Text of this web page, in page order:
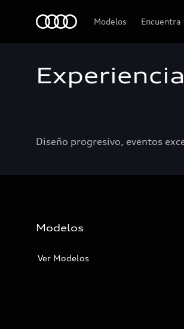
Modelos Encuentra
Experiencia
Diseño progresivo, eventos
Modelos
Ver Modelos